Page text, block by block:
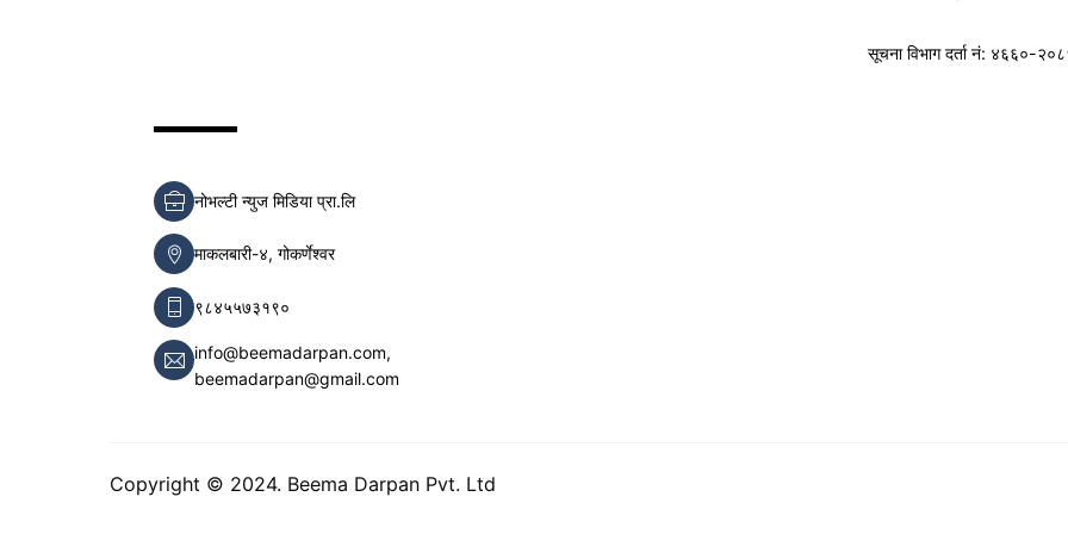
सूचना विभागदर्ता नं: ४६६०-
नोभल्टी न्युज मिडिया प्रा.लि
माकलबारी-४, गोकर्णेश्वर
९८४५५७३१९०
info@beemadarpan.com,
beemadarpan@gmail.com
Copyright © 2024. Beema Darpan Pvt. Ltd